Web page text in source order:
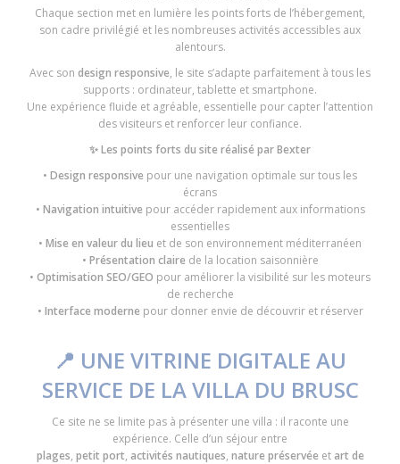
Chaque section met en lumière les points forts de l’hébergement,
son cadre privilégié et les nombreuses activités accessibles aux
alentours.
Avec son design responsive, le site s’adapte parfaitement à tous les
supports : ordinateur, tablette et smartphone.
Une expérience fluide et agréable, essentielle pour capter l’attention
des visiteurs et renforcer leur confiance.
✨ Les points forts du site réalisé par Bexter
• Design responsive pour une navigation optimale sur tous les
écrans
• Navigation intuitive pour accéder rapidement aux informations
essentielles
• Mise en valeur du lieu et de son environnement méditerranéen
• Présentation claire de la location saisonnière
• Optimisation SEO/GEO pour améliorer la visibilité sur les moteurs
de recherche
• Interface moderne pour donner envie de découvrir et réserver
📍 UNE VITRINE DIGITALE AU
SERVICE DE LA VILLA DU BRUSC
Ce site ne se limite pas à présenter une villa : il raconte une
expérience. Celle d’un séjour entre
plages, petit port, activités nautiques, nature préservée et art de